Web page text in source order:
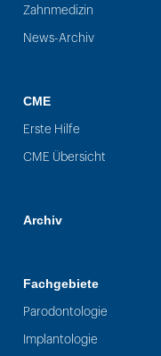
Zahnmedizin
News-Archiv
CME
Erste Hilfe
CME Übersicht
Archiv
Fachgebiete
Parodontologie
Implantologie